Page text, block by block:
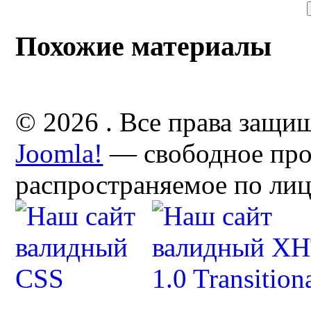
Похожие материалы
© 2026 . Все права
Joomla! — свободное
распространяемое по